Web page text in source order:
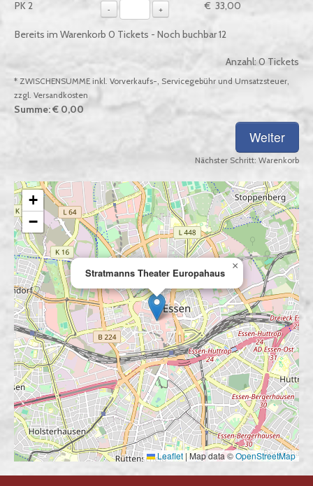
PK 2 - + € 33,00
Bereits im Warenkorb 0 Tickets - Noch buchbar12
Anzahl:0 Tickets
* ZWISCHENSUMME inkl. Vorverkaufs-, Servicegebühr und Umsatzsteuer,
zzgl. Versandkosten
Summe:€ 0,00
Nächster Schritt: Warenkorb
Stratmanns Theater Europahaus
×
+
−
Leaflet |Map data ©OpenStreetMap